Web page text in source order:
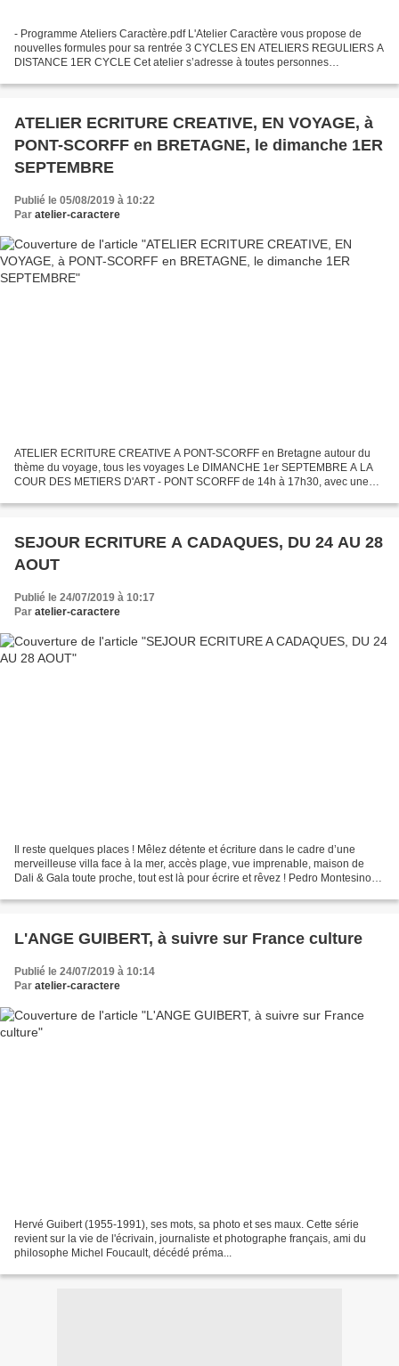
- Programme Ateliers Caractère.pdf L'Atelier Caractère vous propose de
nouvelles formules pour sa rentrée 3 CYCLES EN ATELIERS REGULIERS A
DISTANCE 1ER CYCLE Cet atelier s’adresse à toutes personnes
ATELIER ECRITURE CREATIVE, EN VOYAGE, à
PONT-SCORFF en BRETAGNE, le dimanche 1ER
SEPTEMBRE
Publié le 05/08/2019 à 10:22
Par atelier-caractere
ATELIER ECRITURE CREATIVE A PONT-SCORFF en Bretagne autour du
thème du voyage, tous les voyages Le DIMANCHE 1er SEPTEMBRE A LA
COUR DES METIERS D'ART - PONT SCORFF de 14h à 17h30, avec une
SEJOUR ECRITURE A CADAQUES, DU 24 AU 28
AOUT
Publié le 24/07/2019 à 10:17
Par atelier-caractere
Il reste quelques places ! Mêlez détente et écriture dans le cadre d’une
merveilleuse villa face à la mer, accès plage, vue imprenable, maison de
Dali & Gala toute proche, tout est là pour écrire et rêvez ! Pedro Montesinos
L'ANGE GUIBERT, à suivre sur France culture
Publié le 24/07/2019 à 10:14
Par atelier-caractere
Hervé Guibert (1955-1991), ses mots, sa photo et ses maux. Cette série
revient sur la vie de l'écrivain, journaliste et photographe français, ami du
philosophe Michel Foucault, décédé préma...